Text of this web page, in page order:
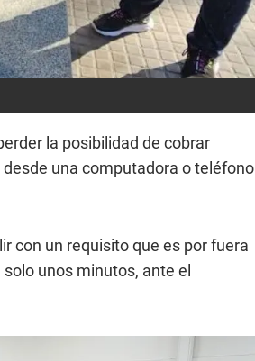
la posibilidad de cobrar
una computadora o teléfono
con un requisito que es por fuera
unos minutos, ante el